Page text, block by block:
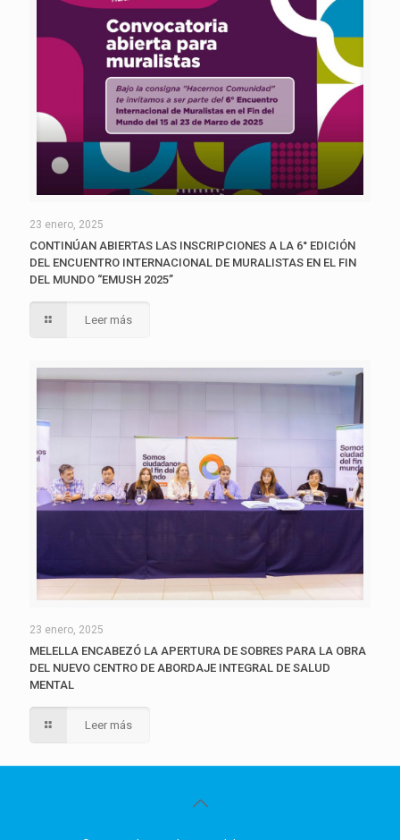
23 enero, 2025
CONTINÚAN ABIERTAS LAS INSCRIPCIONES A LA 6° EDICIÓN
DEL ENCUENTRO INTERNACIONAL DE MURALISTAS EN EL FIN
DEL MUNDO “EMUSH 2025”
Leer más
23 enero, 2025
MELELLA ENCABEZÓ LA APERTURA DE SOBRES PARA LA OBRA
DEL NUEVO CENTRO DE ABORDAJE INTEGRAL DE SALUD
MENTAL
Leer más